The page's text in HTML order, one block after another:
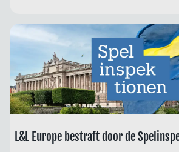
L&L Europe bestraft door de